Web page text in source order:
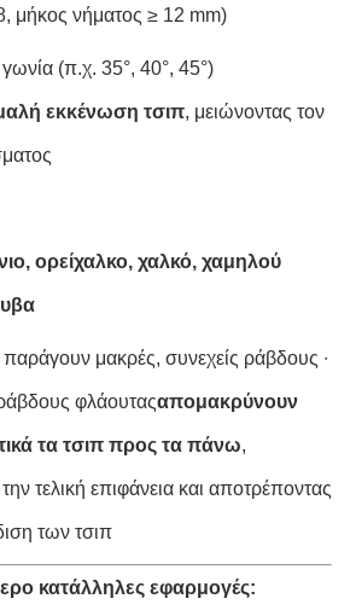
μήκος νήματος ≥ 12 mm)
(π.χ. 35°, 40°, 45°)
εκκένωση τσιπ, μειώνοντας τον
ορείχαλκο, χαλκό, χαμηλού
παράγουν μακρές, συνεχείς ράβδους ∙
φλάουταςαπομακρύνουν
τα τσιπ προς τα πάνω,
τελική επιφάνεια και αποτρέποντας
των τσιπ
κατάλληλες εφαρμογές: